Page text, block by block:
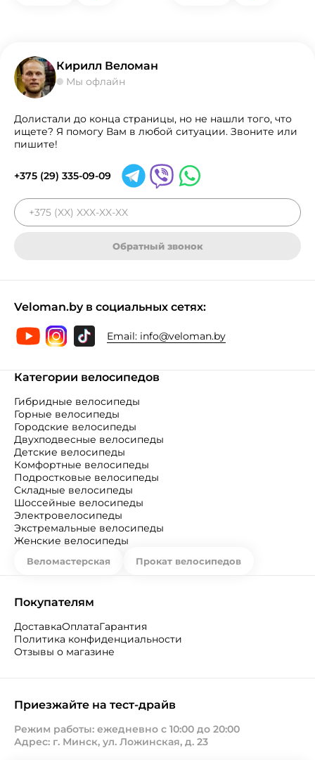
Кирилл Веломан
Мы офлайн
Долистали до конца страницы, но не нашли того, что
ищете? Я помогу Вам в любой ситуации. Звоните или
пишите!
+375 (29) 335-09-09
Обратный звонок
Veloman.by в социальных сетях:
Email: info@veloman.by
Категории велосипедов
Гибридные велосипеды
Горные велосипеды
Городские велосипеды
Двухподвесные велосипеды
Детские велосипеды
Комфортные велосипеды
Подростковые велосипеды
Складные велосипеды
Шоссейные велосипеды
Электровелосипеды
Экстремальные велосипеды
Женские велосипеды
Веломастерская Прокат велосипедов
Покупателям
ДоставкаОплатаГарантия
Политика конфиденциальности
Отзывы о магазине
Приезжайте на тест-драйв
Режим работы: ежедневно с 10:00 до 20:00
Адрес: г. Минск, ул. Ложинская, д. 23